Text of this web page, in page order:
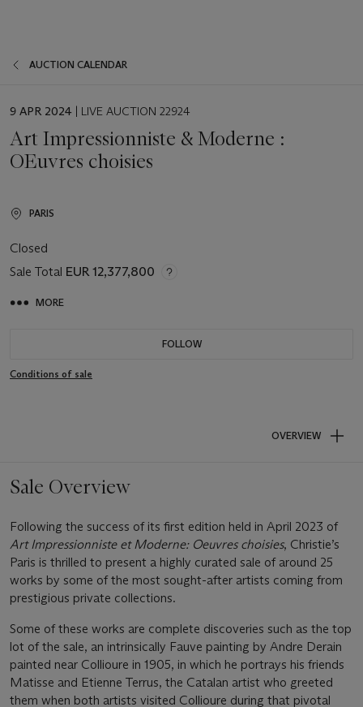
AUCTION CALENDAR
EVENT
9 APR 2024 | LIVE AUCTION 22924
Art Impressionniste & Moderne :
OEuvres choisies
PARIS
Closed
Sale Total EUR 12,377,800
MORE
FOLLOW
Conditions of sale
OVERVIEW
Sale Overview
Following the success of its first edition held in April 2023 of
Art Impressionniste et Moderne: Oeuvres choisies, Christie’s
Paris is thrilled to present a highly curated sale of around 25
works by some of the most sought-after artists coming from
prestigious private collections.
Some of these works are complete discoveries such as the top
lot of the sale, an intrinsically Fauve painting by Andre Derain
painted near Collioure in 1905, in which he portrays his friends
Matisse and Etienne Terrus, the Catalan artist who greeted
them when both artists visited Collioure during that pivotal